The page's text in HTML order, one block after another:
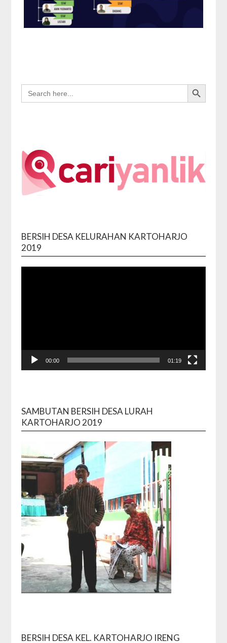
SEARCH
FOR:
Search Button
BERSIH DESA KELURAHAN KARTOHARJO
2019
00:00 01:19
SAMBUTAN BERSIH DESA LURAH
KARTOHARJO 2019
BERSIH DESA KEL. KARTOHARJO IRENG